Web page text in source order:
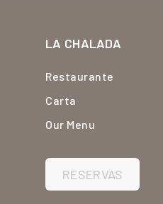
LA CHALADA
Restaurante
Carta
Our Menu
RESERVAS